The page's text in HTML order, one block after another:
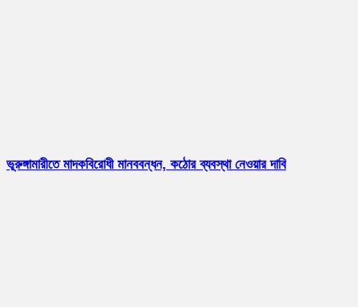
ভূরুঙ্গামারীতে মাদকবিরোধী মানববন্ধন, কঠোর ব্যবস্থা নেওয়ার দাবি